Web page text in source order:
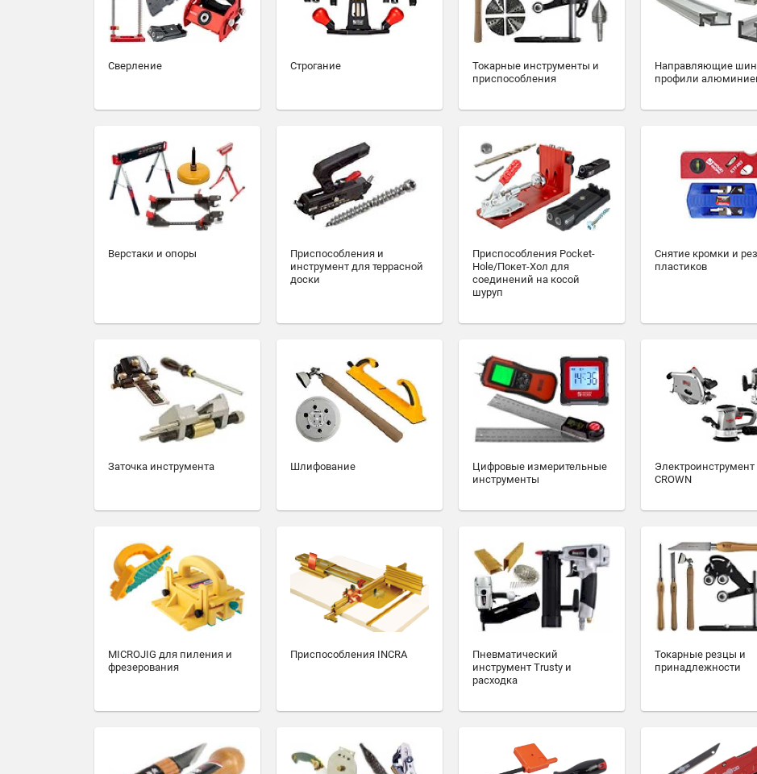
Сверление Строгание
Токарные инструменты и
приспособления
Направляющие
профили
Верстаки и опоры
Приспособления и
инструмент для террасной
доски
Приспособления Pocket-
Hole/Покет-Хол для
соединений на косой
шуруп
Снятие кромки и
пластиков
Заточка инструмента Шлифование
Цифровые измерительные
инструменты
Электроинструмент
CROWN
MICROJIG для пиления и
фрезерования
Приспособления INCRA
Пневматический
инструмент Trusty и
расходка
Токарные резцы и
принадлежности